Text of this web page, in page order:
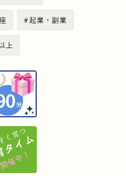
起業・副業
上